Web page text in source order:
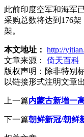
此前印度空军和海军
采购总数将达到176
架。
本文地址： http://
文章来源：
倚天百科
版权声明： 除非特别
以链接形式注明文章出
上一篇内蒙古新增一
下一篇朝鲜新冠/朝鲜